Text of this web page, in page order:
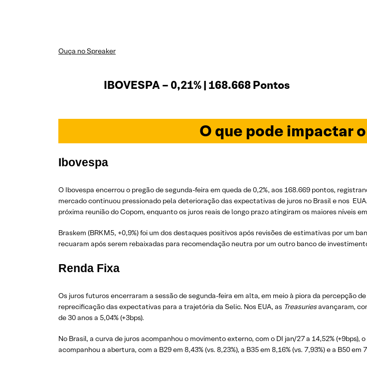
Ouça no Spreaker
IBOVESPA – 0,21% | 168.668 Pontos
O que pode impactar
Ibovespa
O Ibovespa encerrou o pregão de segunda-feira em queda de 0,2%, aos 168.669 pontos,
mercado continuou pressionado pela deterioração das expectativas de juros no Brasil e nos
próxima reunião do Copom, enquanto os juros reais de longo prazo atingiram os maiores níveis
Braskem (BRKM5, +0,9%) foi um dos destaques positivos após revisões de estimativas por um
recuaram após serem rebaixadas para recomendação neutra por um outro banco de
Renda Fixa
Os juros futuros encerraram a sessão de segunda-feira em alta, em meio à piora da percepção
reprecificação das expectativas para a trajetória da Selic. Nos EUA, as Treasuriesavançaram,
de 30 anos a 5,04% (+3bps).
No Brasil, a curva de juros acompanhou o movimento externo, com o DI jan/27 a 14,52% (+9bps),
acompanhou a abertura, com a B29 em 8,43% (vs. 8,23%), a B35 em 8,16% (vs. 7,93%) e a B50 em